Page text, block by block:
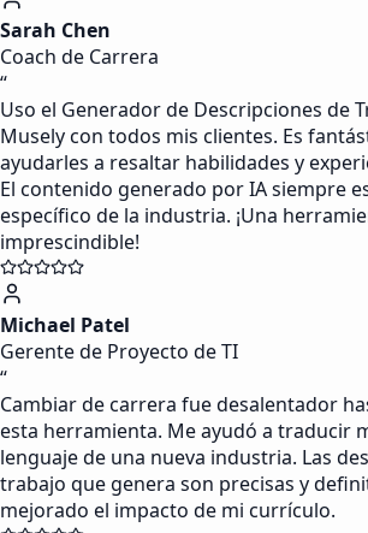
Sarah Chen
Coach de Carrera
“
Uso el Generador de Descripciones de
Musely con todos mis clientes. Es
ayudarles a resaltar habilidades y
El contenido generado por IA siempre
específico de la industria. ¡Una
imprescindible!
Michael Patel
Gerente de Proyecto de TI
“
Cambiar de carrera fue desalentador
esta herramienta. Me ayudó a traducir
lenguaje de una nueva industria. Las
trabajo que genera son precisas y
mejorado el impacto de mi currículo.